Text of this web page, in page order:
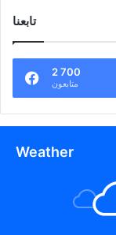
تابعنا
2 700
متابعون
Weather